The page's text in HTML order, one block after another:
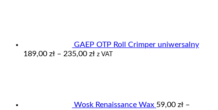
GAEP OTP Roll Crimper uniwersalny
189,00 zł – 235,00 złZakres
z VAT
Wosk Renaissance Wax 59,00 zł –